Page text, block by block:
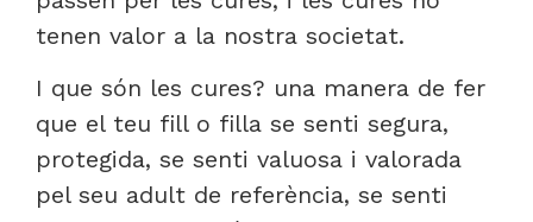
tenen valor a la nostra societat.
I que són les cures? una manera de fer
que el teu fill o filla se senti segura,
protegida, se senti valuosa i valorada
pel seu adult de referència, se senti